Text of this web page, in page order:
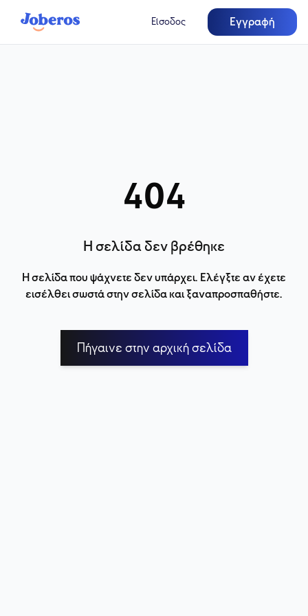
Είσοδος Εγγραφή
404
Η σελίδα δεν βρέθηκε
Η σελίδα που ψάχνετε δεν υπάρχει. Ελέγξτε αν έχετε
εισέλθει σωστά στην σελίδα και ξαναπροσπαθήστε.
Πήγαινε στην αρχική σελίδα